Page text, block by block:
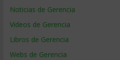
Noticias de Gerencia
Videos de Gerencia
Libros de Gerencia
Webs de Gerencia